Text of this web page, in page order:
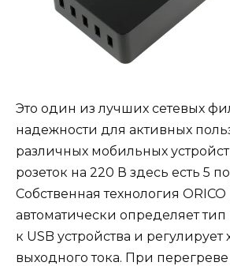
Это один из лучших сетевых
надежности для активных
различных мобильных
розеток на 220 В здесь есть 5
Собственная технология
автоматически определяет
к USB устройства и регулирует
выходного тока. При перегреве